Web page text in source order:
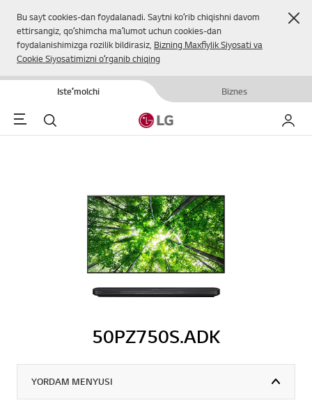
Bu sayt cookies-dan foydalanadi. Saytni koʻrib chiqishni davom
ettirsangiz, qoʻshimcha maʼlumot uchun cookies-dan
foydalanishimizga rozilik bildirasiz, Bizning Maxfiylik Siyosati va
Cookie Siyosatimizni oʻrganib chiqing
Isteʼmolchi Biznes
Menu Qidirish
50PZ750S.ADK
YORDAM MENYUSI